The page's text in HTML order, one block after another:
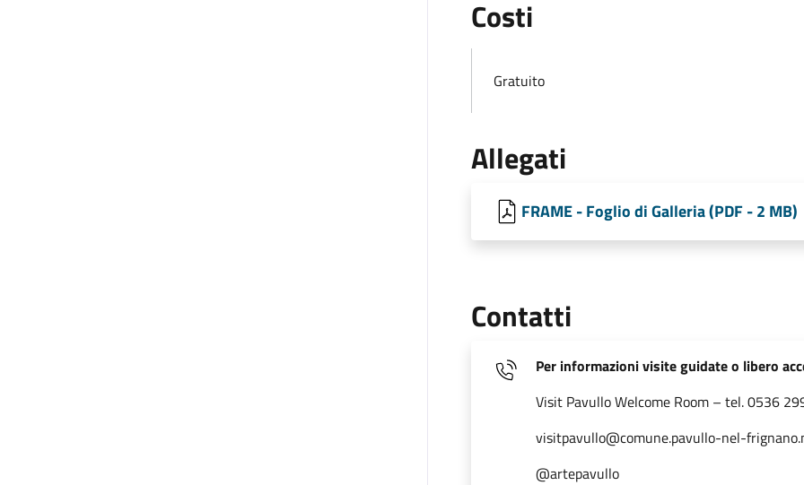
Costi
Gratuito
Allegati
FRAME - Foglio di Galleria (PDF - 2 MB)
Contatti
Per informazioni visite guidate o libero
Visit Pavullo Welcome Room – tel. 0536
visitpavullo@comune.pavullo-nel-
@artepavullo